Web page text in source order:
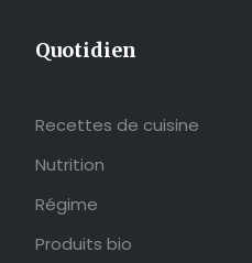
Quotidien
Recettes de cuisine
Nutrition
Régime
Produits bio